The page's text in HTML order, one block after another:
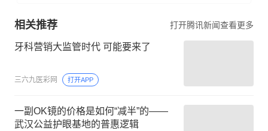
相关推荐 打开腾讯新闻查看更多
牙科营销大监管时代 可能要来了
三六九医彩网 打开APP
一副OK镜的价格是如何“减半”的——
武汉公益护眼基地的普惠逻辑